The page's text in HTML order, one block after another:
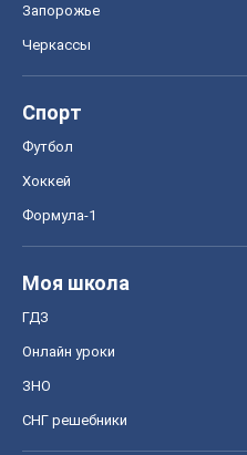
Запорожье
Черкассы
Спорт
Футбол
Хоккей
Формула-1
Моя школа
ГДЗ
Онлайн уроки
ЗНО
СНГ решебники